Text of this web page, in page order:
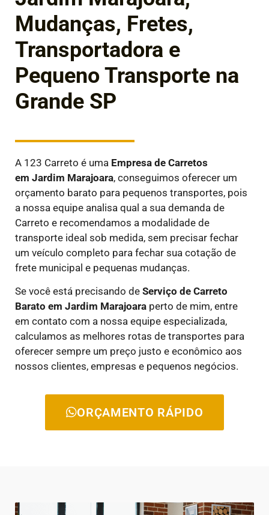
Mudanças, Fretes,
Transportadora e
Pequeno Transporte na
Grande SP
A 123 Carreto é uma Empresa de Carretos
em Jardim Marajoara, conseguimos oferecer um
orçamento barato para pequenos transportes, pois
a nossa equipe analisa qual a sua demanda de
Carreto e recomendamos a modalidade de
transporte ideal sob medida, sem precisar fechar
um veículo completo para fechar sua cotação de
frete municipal e pequenas mudanças.
Se você está precisando de Serviço de Carreto
Barato em Jardim Marajoara perto de mim, entre
em contato com a nossa equipe especializada,
calculamos as melhores rotas de transportes para
oferecer sempre um preço justo e econômico aos
nossos clientes, empresas e pequenos negócios.
ORÇAMENTO RÁPIDO